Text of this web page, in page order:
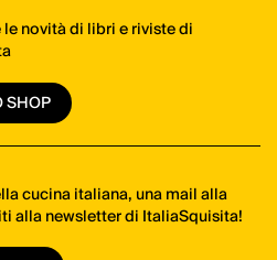
novità di libri e riviste di
SHOP
cucina italiana, una mail alla
alla newsletter di ItaliaSquisita!